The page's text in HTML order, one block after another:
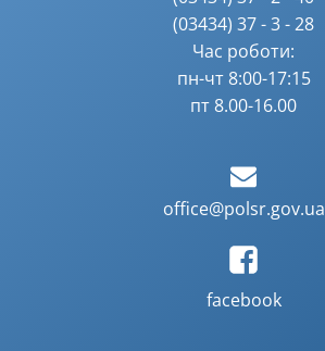
(03434) 37 - 3 - 28
Час роботи:
пн-чт 8:00-17:15
пт 8.00-16.00
office@polsr.gov.ua
facebook